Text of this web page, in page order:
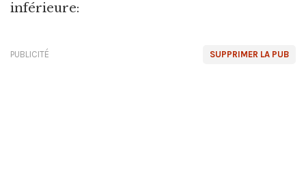
inférieure:
SUPPRIMER LA PUB
PUBLICITÉ